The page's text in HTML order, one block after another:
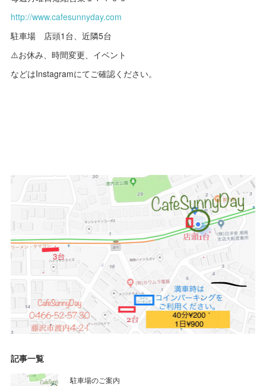
http://www.cafesunnyday.com
駐車場 店頭1台、近隣5台
⚠️お休み、時間変更、イベント
などはInstagramにてご確認ください。
記事一覧
駐車場のご案内